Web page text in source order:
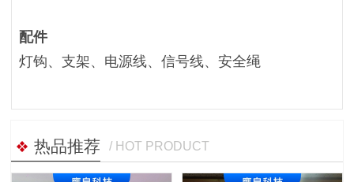
配件
灯钩、支架、电源线、信号线、安全绳
热品推荐 / HOT PRODUCT